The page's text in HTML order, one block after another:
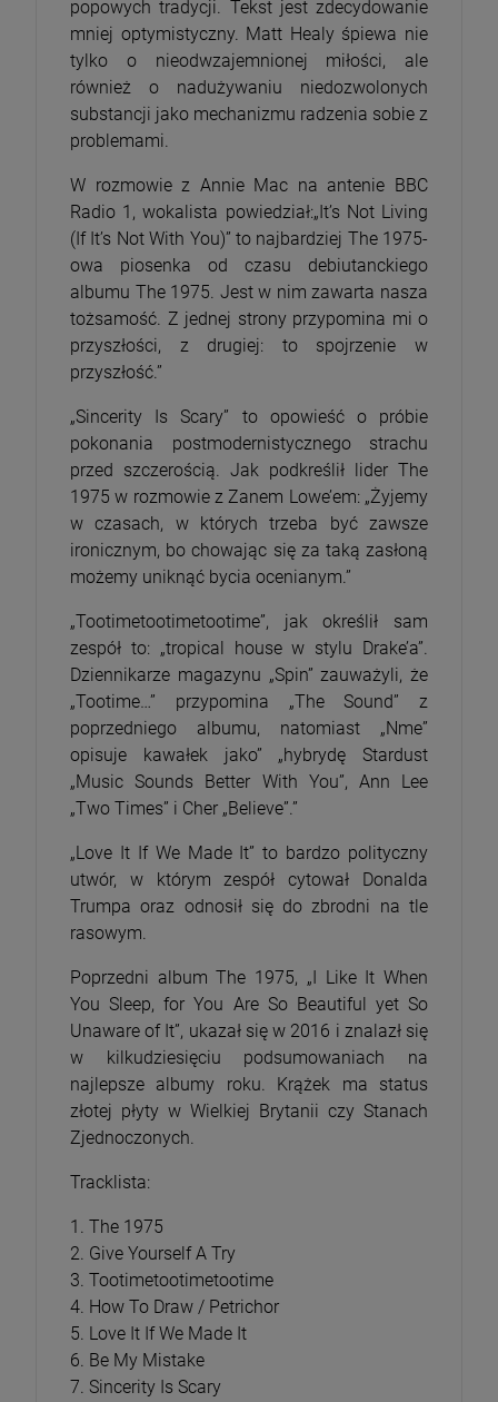
popowych tradycji. Tekst jest zdecydowanie
mniej optymistyczny. Matt Healy śpiewa nie
tylko o nieodwzajemnionej miłości, ale
również o nadużywaniu niedozwolonych
substancji jako mechanizmu radzenia sobie z
problemami.
W rozmowie z Annie Mac na antenie BBC
Radio 1, wokalista powiedział:„It’s Not Living
(If It’s Not With You)” to najbardziej The 1975-
owa piosenka od czasu debiutanckiego
albumu The 1975. Jest w nim zawarta nasza
tożsamość. Z jednej strony przypomina mi o
przyszłości, z drugiej: to spojrzenie w
przyszłość.”
„Sincerity Is Scary” to opowieść o próbie
pokonania postmodernistycznego strachu
przed szczerością. Jak podkreślił lider The
1975 w rozmowie z Zanem Lowe’em: „Żyjemy
w czasach, w których trzeba być zawsze
ironicznym, bo chowając się za taką zasłoną
możemy uniknąć bycia ocenianym.”
„Tootimetootimetootime”, jak określił sam
zespół to: „tropical house w stylu Drake’a”.
Dziennikarze magazynu „Spin” zauważyli, że
„Tootime…” przypomina „The Sound” z
poprzedniego albumu, natomiast „Nme”
opisuje kawałek jako” „hybrydę Stardust
„Music Sounds Better With You”, Ann Lee
„Two Times” i Cher „Believe”.”
„Love It If We Made It” to bardzo polityczny
utwór, w którym zespół cytował Donalda
Trumpa oraz odnosił się do zbrodni na tle
rasowym.
Poprzedni album The 1975, „I Like It When
You Sleep, for You Are So Beautiful yet So
Unaware of It”, ukazał się w 2016 i znalazł się
w kilkudziesięciu podsumowaniach na
najlepsze albumy roku. Krążek ma status
złotej płyty w Wielkiej Brytanii czy Stanach
Zjednoczonych.
Tracklista:
1. The 1975
2. Give Yourself A Try
3. Tootimetootimetootime
4. How To Draw / Petrichor
5. Love It If We Made It
6. Be My Mistake
7. Sincerity Is Scary